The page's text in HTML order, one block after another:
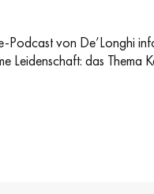
von De’Longhi
Leidenschaft: das Thema